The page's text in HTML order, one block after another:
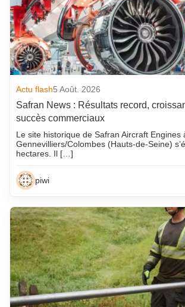
Actu flash5 Août. 2026
Safran News : Résultats record,
succès commerciaux
Le site historique de Safran Aircraft Engines
Gennevilliers/Colombes (Hauts-de-Seine)
hectares. Il […]
piwi